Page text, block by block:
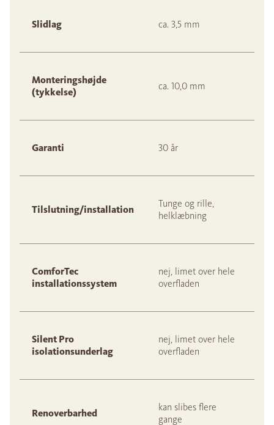
Slidlag ca. 3,5 mm
Monteringshøjde
(tykkelse)
ca. 10,0 mm
Garanti 30 år
Tilslutning/installation
Tunge og rille,
helklæbning
ComforTec
installationssystem
nej, limet over hele
overfladen
Silent Pro
isolationsunderlag
nej, limet over hele
overfladen
Renoverbarhed
kan slibes flere
gange